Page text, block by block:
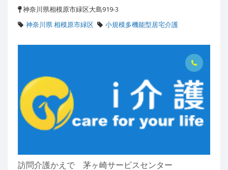
神奈川県相模原市緑区大島919-3
神奈川県 相模原市緑区
小規模多機能型居宅介護
訪問介護かえで 茅ヶ崎サービスセンター